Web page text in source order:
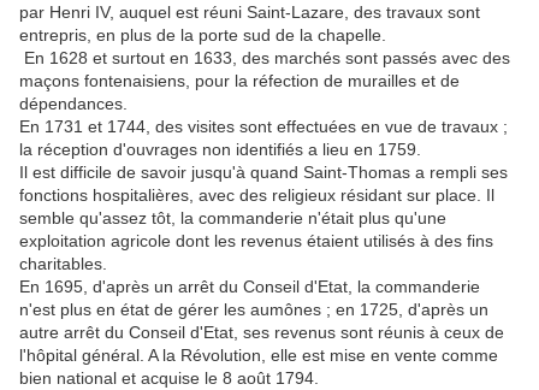
par Henri IV, auquel est réuni Saint-Lazare, des travaux sont
entrepris, en plus de la porte sud de la chapelle.
En 1628 et surtout en 1633, des marchés sont passés avec des
maçons fontenaisiens, pour la réfection de murailles et de
dépendances.
En 1731 et 1744, des visites sont effectuées en vue de travaux ;
la réception d'ouvrages non identifiés a lieu en 1759.
Il est difficile de savoir jusqu'à quand Saint-Thomas a rempli ses
fonctions hospitalières, avec des religieux résidant sur place. Il
semble qu'assez tôt, la commanderie n'était plus qu'une
exploitation agricole dont les revenus étaient utilisés à des fins
charitables.
En 1695, d'après un arrêt du Conseil d'Etat, la commanderie
n'est plus en état de gérer les aumônes ; en 1725, d'après un
autre arrêt du Conseil d'Etat, ses revenus sont réunis à ceux de
l'hôpital général. A la Révolution, elle est mise en vente comme
bien national et acquise le 8 août 1794.